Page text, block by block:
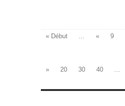
« Début ... « 9
»
20 30 40 ...